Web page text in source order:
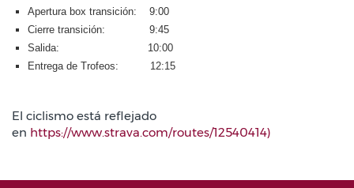
Apertura box transición: 9:00
Cierre transición: 9:45
Salida: 10:00
Entrega de Trofeos: 12:15
El ciclismo está reflejado
en https://www.strava.com/routes/12540414)